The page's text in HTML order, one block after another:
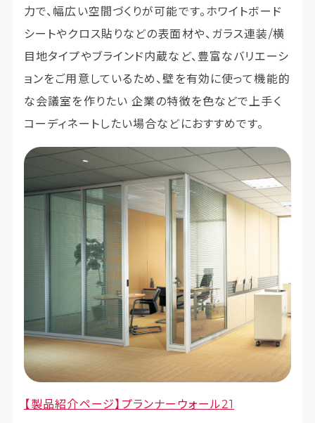
力で、幅広い空間づくりが可能です。ホワイトボード
シートやクロス貼りなどの表面材や、ガラス連装/横
目地タイプやブラインド内蔵など、豊富なバリエーシ
ョンをご用意しているため、壁を有効に使って機能的
な会議室を作りたい 企業の特徴を色などで上手く
コーディネートしたい場合などにおすすめです。
【製品紹介ページ】プランナーウォール21